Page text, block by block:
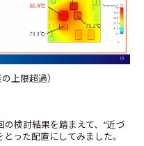
上限超過）
検討結果を踏まえて、“近づ
った配置にしてみました。